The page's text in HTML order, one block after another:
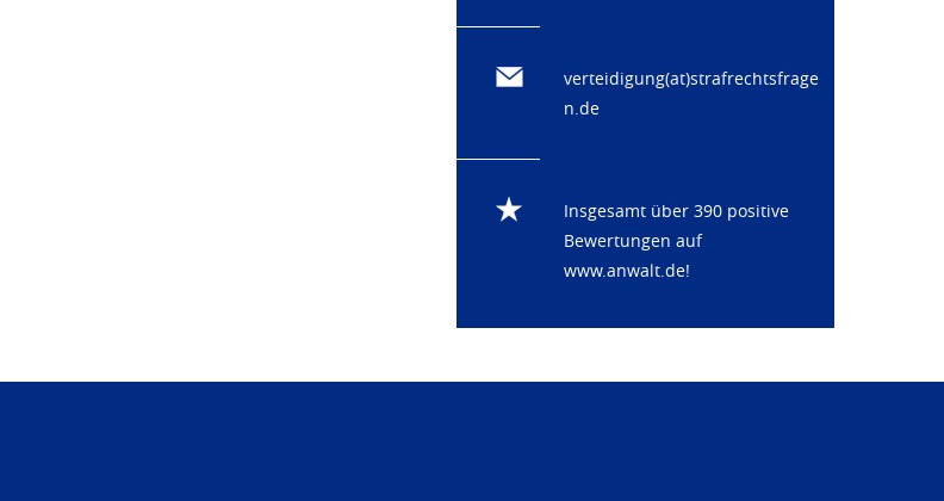
verteidigung(at)strafrechtsfrage
n.de
Insgesamt über 390 positive
Bewertungen auf
www.anwalt.de!